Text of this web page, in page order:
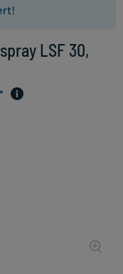
LSF 30,